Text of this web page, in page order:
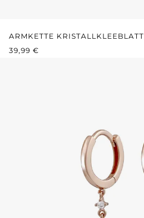
ARMKETTE KRISTALLKLEEBLATT
REGULÄRER PREIS:
39,99 €